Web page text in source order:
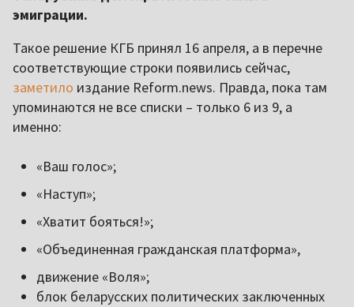
эмиграции.
Такое решение КГБ принял 16 апреля, а в перечне
соответствующие строки появились сейчас,
заметило издание Reform.news. Правда, пока там
упоминаются не все списки – только 6 из 9, а
именно:
«Ваш голос»;
«Наступ»;
«Хватит бояться!»;
«Объединенная гражданская платформа»,
движение «Воля»;
блок беларусских политических заключенных